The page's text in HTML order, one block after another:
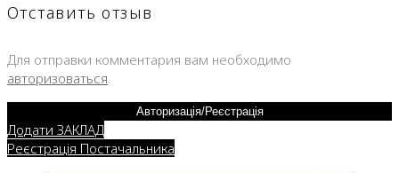
Отставить отзыв
Для отправки комментария вам необходимо
авторизоваться
Авторизація/Реєстрація
Додати ЗАКЛАД
Реєстрація Постачальника